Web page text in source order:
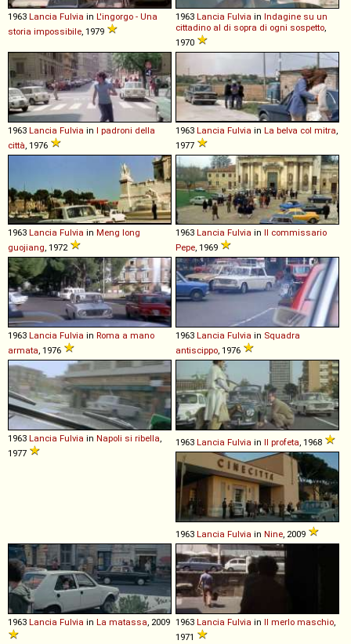
1963 Lancia Fulvia in L'ingorgo - Una
storia impossibile , 1979
1963 Lancia Fulvia in Indagine su un
cittadino al di sopra di ogni sospetto
1970
1963 Lancia Fulvia in I padroni della
città , 1976
1963 Lancia Fulvia in La belva col mitra
1977
1963 Lancia Fulvia in Meng long
guojiang, 1972
1963 Lancia Fulvia in Il commissario
Pepe, 1969
1963 Lancia Fulvia in Roma a mano
armata, 1976
1963 Lancia Fulvia in Squadra
antiscippo, 1976
1963 Lancia Fulvia in Napoli si ribella,
1977
1963 Lancia Fulvia in Il profeta, 1968
1963 Lancia Fulvia in Nine, 2009
1963 Lancia Fulvia in La matassa, 2009 1963 Lancia Fulvia in Il merlo maschio,
1971